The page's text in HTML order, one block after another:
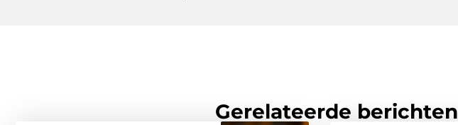
Gerelateerde berichten